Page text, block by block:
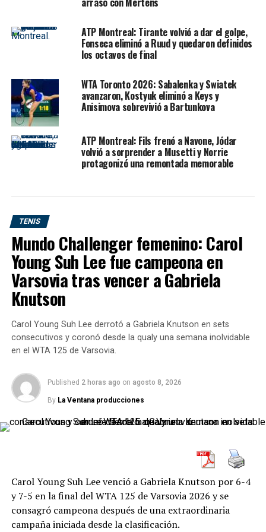
Zverev no tuvo un partido cómodo desde el comienzo.
Jódar, de apenas 19 años, salió sin complejos, se plantó
en la Philippe-Chatrier con mucho descaro y llegó a
diferencia de experiencia. El alemán resistió, aprovechó
los nervios del español en el momento clave y, una vez
que se quedó con el tie-break, dominó el resto del
encuentro con autoridad.
Título SEO formato solicitado
Alexander Zverev venció a Rafael Jódar en Roland
Este título cumple el formato:
Jugador + hecho
principal + torneo + dato fuerte.
Zverev y una frase que marca
centrarme en mí”
muy clara sobre cómo está viviendo esta oportunidad en
Roland Garros. En un cuadro que se abrió con las bajas y
eliminaciones de varios favoritos, el alemán sabe que su
nombre aparece entre los principales candidatos. Sin
Para mí, es algo bastante sencillo. Debo jugar a
que tengo que confiar en mi juego, creer en mi tenis,
simplemente confiar en mí. Si juego bien, tengo el
99% del trabajo hecho”, sostuvo el alemán.
ATP Montreal: Tirante volvió a dar el golpe,
Fonseca eliminó a Ruud y quedaron definidos
los octavos de final
WTA Toronto 2026: Sabalenka y Swiatek
avanzaron, Kostyuk eliminó a Keys y
Anisimova sobrevivió a Bartunkova
ATP Montreal: Fils frenó a Navone, Jódar
volvió a sorprender a Musetti y Norrie
protagonizó una remontada memorable
TENIS
Mundo Challenger femenino: Carol
Young Suh Lee fue campeona en
Varsovia tras vencer a Gabriela
Knutson
Carol Young Suh Lee derrotó a Gabriela Knutson en sets
consecutivos y coronó desde la qualy una semana inolvidable
en el WTA 125 de Varsovia.
Published 2 horas ago on agosto 8, 2026
By La Ventana producciones
Carol Young Suh Lee venció a Gabriela Knutson por 6-4
y 7-5 en la final del WTA 125 de Varsovia 2026 y se
consagró campeona después de una extraordinaria
campaña iniciada desde la clasificación.